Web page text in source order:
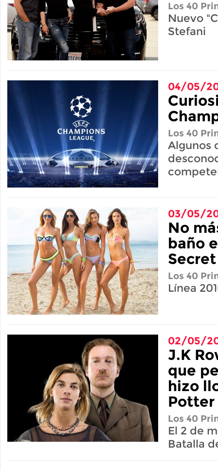
Los 40
Nuevo
Stefani
04/05/
Los 40
Algunos
03/05/
No
baño
Secret
Los 40
Línea
02/05/
J.K
que
hizo
Potter
Los 40
El 2 de
Batalla